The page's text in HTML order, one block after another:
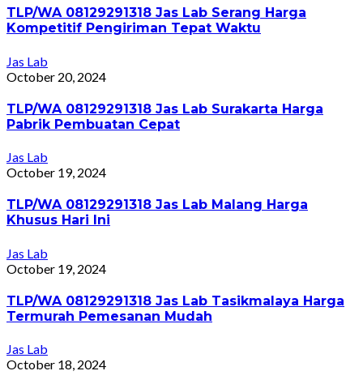
TLP/WA 08129291318 Jas Lab Serang Harga
Kompetitif Pengiriman Tepat Waktu
Jas Lab
October 20, 2024
TLP/WA 08129291318 Jas Lab Surakarta Harga
Pabrik Pembuatan Cepat
Jas Lab
October 19, 2024
TLP/WA 08129291318 Jas Lab Malang Harga
Khusus Hari Ini
Jas Lab
October 19, 2024
TLP/WA 08129291318 Jas Lab Tasikmalaya Harga
Termurah Pemesanan Mudah
Jas Lab
October 18, 2024